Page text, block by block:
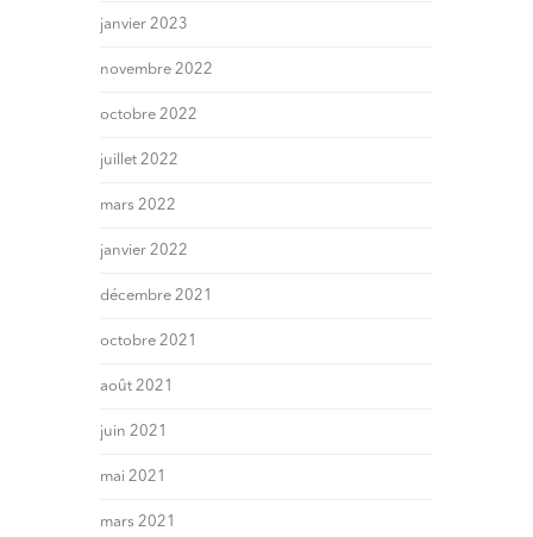
janvier 2023
novembre 2022
octobre 2022
juillet 2022
mars 2022
janvier 2022
décembre 2021
octobre 2021
août 2021
juin 2021
mai 2021
mars 2021